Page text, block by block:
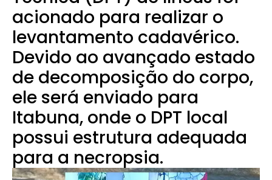
acionado para realizar o
levantamento cadavérico.
Devido ao avançado estado
de decomposição do corpo,
ele será enviado para
Itabuna, onde o DPT local
possui estrutura adequada
para a necropsia.